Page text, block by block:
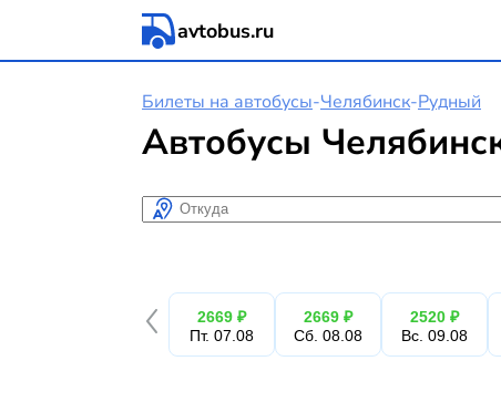
avtobus.ru
Билеты на автобусы-Челябинск-Рудный
Автобусы
Откуда
2669 ₽
Пт. 07.08
2669 ₽
Сб. 08.08
2520 ₽
Вс. 09.08